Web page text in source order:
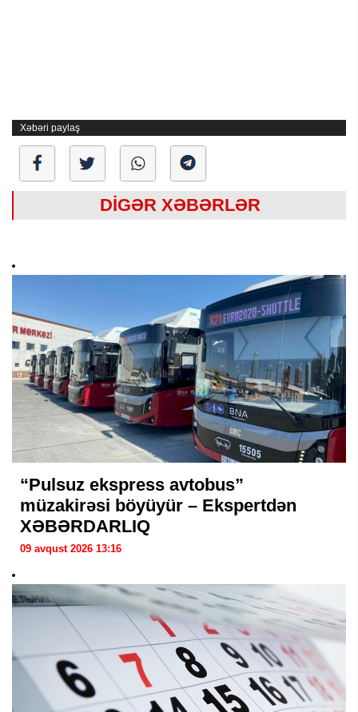
Xəbəri paylaş
DİGƏR XƏBƏRLƏR
“Pulsuz ekspress avtobus”
müzakirəsi böyüyür – Ekspertdən
XƏBƏRDARLIQ
09 avqust 2026 13:16